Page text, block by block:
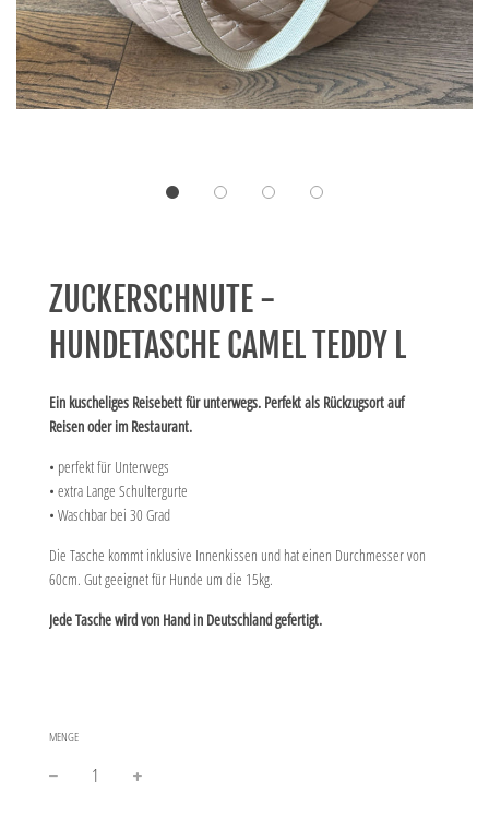
ZUCKERSCHNUTE -
HUNDETASCHE CAMEL TEDDY L
Ein kuscheliges Reisebett für unterwegs. Perfekt als Rückzugsort auf
Reisen oder im Restaurant.
• perfekt für Unterwegs
• extra Lange Schultergurte
• Waschbar bei 30 Grad
Die Tasche kommt inklusive Innenkissen und hat einen Durchmesser von
60cm. Gut geeignet für Hunde um die 15kg.
Jede Tasche wird von Hand in Deutschland gefertigt.
MENGE